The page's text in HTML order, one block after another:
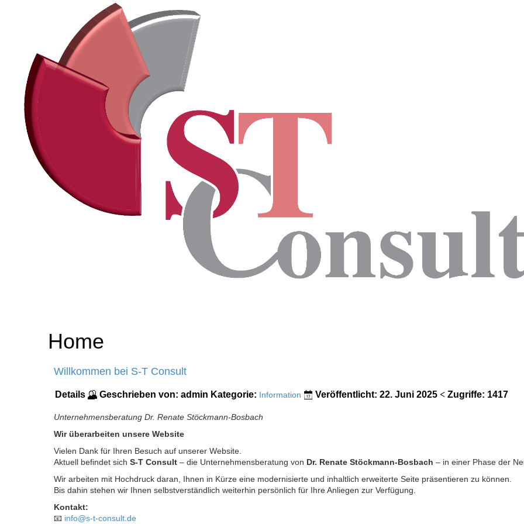
Home
Willkommen bei S-T Consult
Details Geschrieben von: admin Kategorie: Information Veröffentlicht: 22. Juni 2025 Zugriffe: 1417
Unternehmensberatung Dr. Renate Stöckmann-Bosbach
Wir überarbeiten unsere Website
Vielen Dank für Ihren Besuch auf unserer Website.
Aktuell befindet sich S-T Consult – die Unternehmensberatung von Dr. Renate Stöckmann-Bosbach – in einer Phase der
Wir arbeiten mit Hochdruck daran, Ihnen in Kürze eine modernisierte und inhaltlich erweiterte Seite präsentieren zu können.
Bis dahin stehen wir Ihnen selbstverständlich weiterhin persönlich für Ihre Anliegen zur Verfügung.
Kontakt:
📧 info@s-t-consult.de